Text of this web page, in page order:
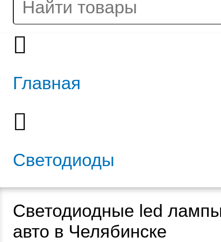
Главная
Светодиоды
Светодиодные led
авто в Челябинске